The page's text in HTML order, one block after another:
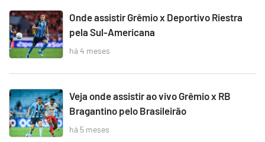
Onde assistir Grêmio x Deportivo Riestra
pela Sul-Americana
há 4 meses
Veja onde assistir ao vivo Grêmio x RB
Bragantino pelo Brasileirão
há 5 meses